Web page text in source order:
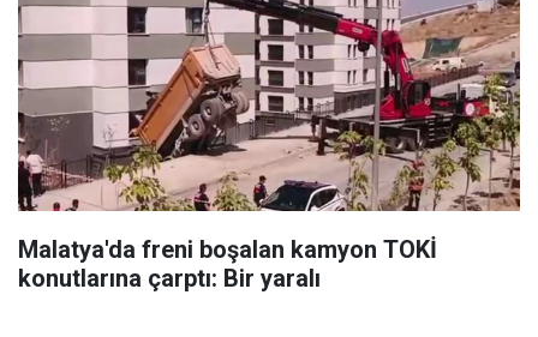
Malatya'da freni boşalan kamyon TOKİ
konutlarına çarptı: Bir yaralı